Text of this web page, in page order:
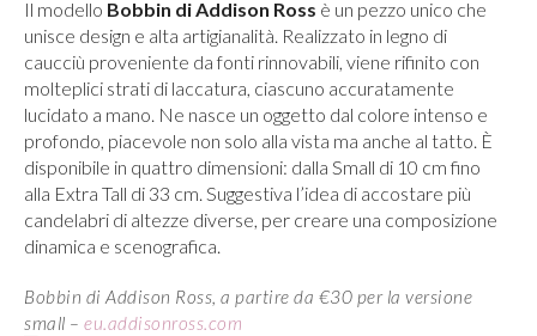
Il modello Bobbin di Addison Ross è un pezzo unico che
unisce design e alta artigianalità. Realizzato in legno di
caucciù proveniente da fonti rinnovabili, viene rifinito con
molteplici strati di laccatura, ciascuno accuratamente
lucidato a mano. Ne nasce un oggetto dal colore intenso e
profondo, piacevole non solo alla vista ma anche al tatto. È
disponibile in quattro dimensioni: dalla Small di 10 cm fino
alla Extra Tall di 33 cm. Suggestiva l’idea di accostare più
candelabri di altezze diverse, per creare una composizione
dinamica e scenografica.
Bobbin di Addison Ross, a partire da €30 per la versione
small – eu.addisonross.com